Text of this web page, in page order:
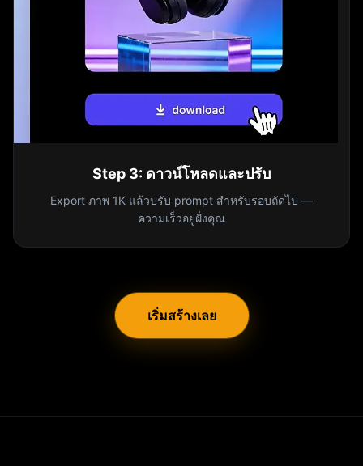
Step 3: ดาวน์โหลดและปรับ
Export ภาพ 1K แล้วปรับ prompt สำหรับรอบถัดไป —
ความเร็วอยู่ฝั่งคุณ
เริ่มสร้างเลย